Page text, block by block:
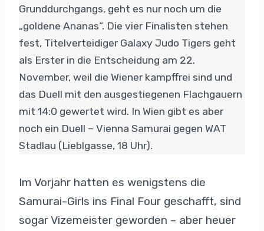
Grunddurchgangs, geht es nur noch um die
„goldene Ananas“. Die vier Finalisten stehen
fest, Titelverteidiger Galaxy Judo Tigers geht
als Erster in die Entscheidung am 22.
November, weil die Wiener kampffrei sind und
das Duell mit den ausgestiegenen Flachgauern
mit 14:0 gewertet wird. In Wien gibt es aber
noch ein Duell – Vienna Samurai gegen WAT
Stadlau (Lieblgasse, 18 Uhr).
Im Vorjahr hatten es wenigstens die
Samurai-Girls ins Final Four geschafft, sind
sogar Vizemeister geworden – aber heuer